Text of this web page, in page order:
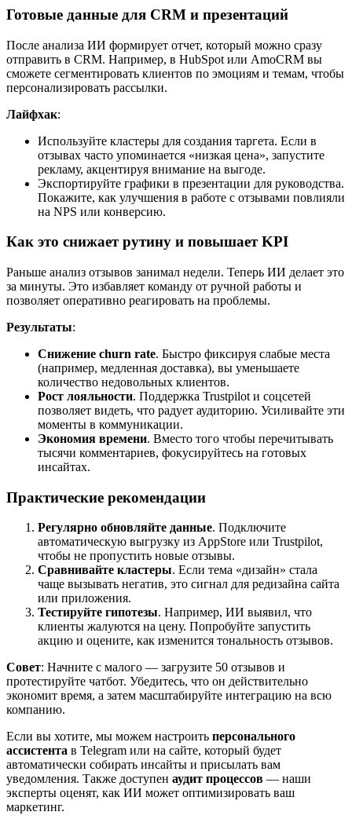
Готовые данные для CRM и презентаций
После анализа ИИ формирует отчет, который можно сразу
отправить в CRM. Например, в HubSpot или AmoCRM вы
сможете сегментировать клиентов по эмоциям и темам, чтобы
персонализировать рассылки.
Лайфхак:
Используйте кластеры для создания таргета. Если в
отзывах часто упоминается «низкая цена», запустите
рекламу, акцентируя внимание на выгоде.
Экспортируйте графики в презентации для руководства.
Покажите, как улучшения в работе с отзывами повлияли
на NPS или конверсию.
Как это снижает рутину и повышает KPI
Раньше анализ отзывов занимал недели. Теперь ИИ делает это
за минуты. Это избавляет команду от ручной работы и
позволяет оперативно реагировать на проблемы.
Результаты:
Снижение churn rate. Быстро фиксируя слабые места
(например, медленная доставка), вы уменьшаете
количество недовольных клиентов.
Рост лояльности. Поддержка Trustpilot и соцсетей
позволяет видеть, что радует аудиторию. Усиливайте эти
моменты в коммуникации.
Экономия времени. Вместо того чтобы перечитывать
тысячи комментариев, фокусируйтесь на готовых
инсайтах.
Практические рекомендации
Регулярно обновляйте данные. Подключите
автоматическую выгрузку из AppStore или Trustpilot,
чтобы не пропустить новые отзывы.
Сравнивайте кластеры. Если тема «дизайн» стала
чаще вызывать негатив, это сигнал для редизайна сайта
или приложения.
Тестируйте гипотезы. Например, ИИ выявил, что
клиенты жалуются на цену. Попробуйте запустить
акцию и оцените, как изменится тональность отзывов.
Совет: Начните с малого — загрузите 50 отзывов и
протестируйте чатбот. Убедитесь, что он действительно
экономит время, а затем масштабируйте интеграцию на всю
компанию.
Если вы хотите, мы можем настроить персонального
ассистента в Telegram или на сайте, который будет
автоматически собирать инсайты и присылать вам
уведомления. Также доступен аудит процессов — наши
эксперты оценят, как ИИ может оптимизировать ваш
маркетинг.